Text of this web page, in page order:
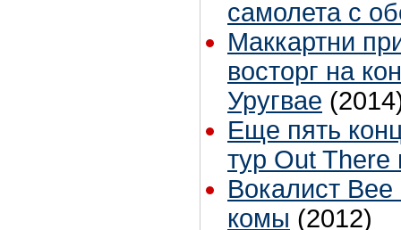
самолета с
Маккартни
восторг на
Уругвае
Еще пять
тур Out
Вокалист
комы (2012)